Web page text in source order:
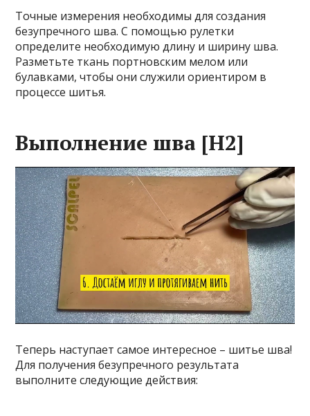
Точные измерения необходимы для создания
безупречного шва. С помощью рулетки
определите необходимую длину и ширину шва.
Разметьте ткань портновским мелом или
булавками, чтобы они служили ориентиром в
процессе шитья.
Выполнение шва [H2]
Теперь наступает самое интересное – шитье шва!
Для получения безупречного результата
выполните следующие действия: